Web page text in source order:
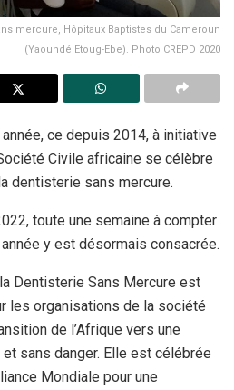
mercure, Hôpitaux Baptistes du Cameroun
(Yaoundé Etoug-Ebe). Photo CREPD 2020
ce depuis 2014, à initiative
Civile africaine se célèbre
dentisterie sans mercure.
toute une semaine à compter
y est désormais consacrée.
Dentisterie Sans Mercure est
les organisations de la société
de l’Afrique vers une
sans danger. Elle est célébrée
Mondiale pour une